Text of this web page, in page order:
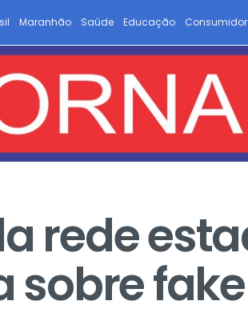
Maranhão Saúde Educação Consumidor
rede
sobre